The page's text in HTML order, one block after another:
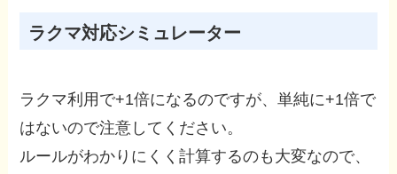
ラクマ対応シミュレーター
ラクマ利用で+1倍になるのですが、単純に+1倍で
はないので注意してください。
ルールがわかりにくく計算するのも大変なので、